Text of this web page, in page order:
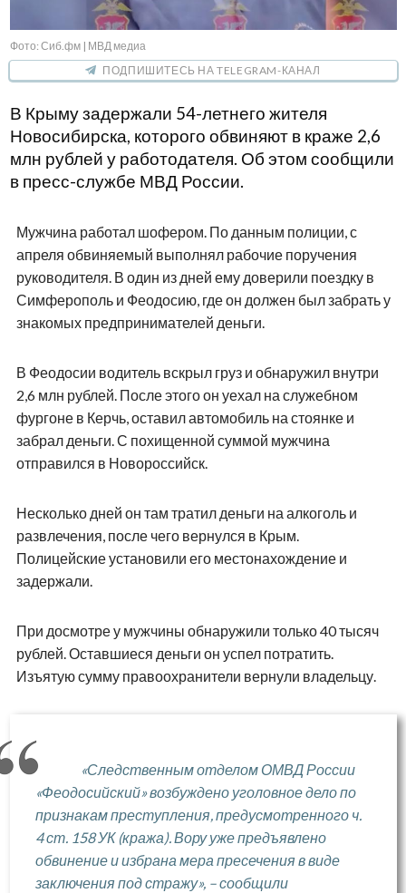
Фото: Сиб.фм | МВД медиа
ПОДПИШИТЕСЬ НА TELEGRAM-КАНАЛ
В Крыму задержали 54-летнего жителя
Новосибирска, которого обвиняют в краже 2,6
млн рублей у работодателя. Об этом сообщили
в пресс-службе МВД России.
Мужчина работал шофером. По данным полиции, с
апреля обвиняемый выполнял рабочие поручения
руководителя. В один из дней ему доверили поездку в
Симферополь и Феодосию, где он должен был забрать у
знакомых предпринимателей деньги.
В Феодосии водитель вскрыл груз и обнаружил внутри
2,6 млн рублей. После этого он уехал на служебном
фургоне в Керчь, оставил автомобиль на стоянке и
забрал деньги. С похищенной суммой мужчина
отправился в Новороссийск.
Несколько дней он там тратил деньги на алкоголь и
развлечения, после чего вернулся в Крым.
Полицейские установили его местонахождение и
задержали.
При досмотре у мужчины обнаружили только 40 тысяч
рублей. Оставшиеся деньги он успел потратить.
Изъятую сумму правоохранители вернули владельцу.
«Следственным отделом ОМВД России
«Феодосийский» возбуждено уголовное дело по
признакам преступления, предусмотренного ч.
4 ст. 158 УК (кража). Вору уже предъявлено
обвинение и избрана мера пресечения в виде
заключения под стражу», – сообщили